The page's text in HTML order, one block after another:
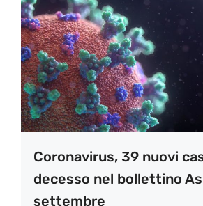
Coronavirus, 39 nuovi
decesso nel bollettino
settembre